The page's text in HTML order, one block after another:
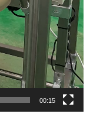
00:15